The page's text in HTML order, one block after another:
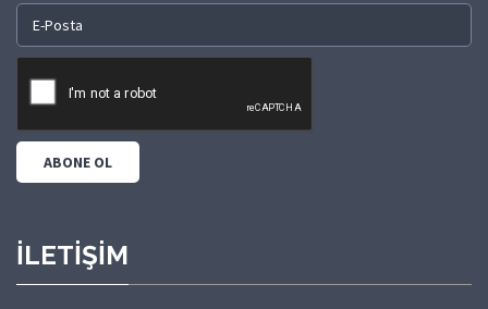
İLETİŞİM